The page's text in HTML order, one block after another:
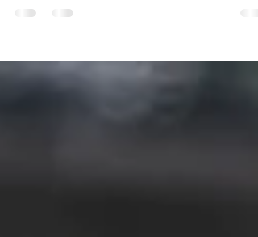
personals, moments clau i com el país